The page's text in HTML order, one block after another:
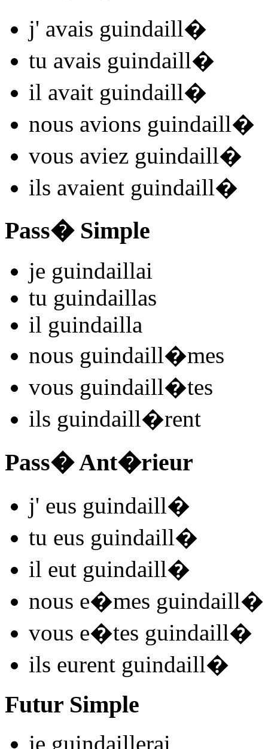
j' avais guindaill�
tu avais guindaill�
il avait guindaill�
nous avions guindaill�
vous aviez guindaill�
ils avaient guindaill�
Pass� Simple
je guindaillai
tu guindaillas
il guindailla
nous guindaill�mes
vous guindaill�tes
ils guindaill�rent
Pass� Ant�rieur
j' eus guindaill�
tu eus guindaill�
il eut guindaill�
nous e�mes guindaill�
vous e�tes guindaill�
ils eurent guindaill�
Futur Simple
je guindaillerai